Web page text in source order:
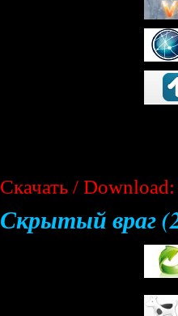
Скачать / Download:
Скрытый враг